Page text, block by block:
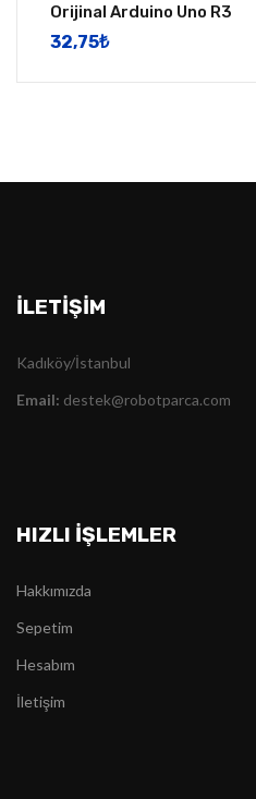
Orijinal Arduino Uno R3
32,75​₺
İLETIŞIM
Kadıköy/İstanbul
Email: destek@robotparca.com
HIZLI İŞLEMLER
Hakkımızda
Sepetim
Hesabım
İletişim